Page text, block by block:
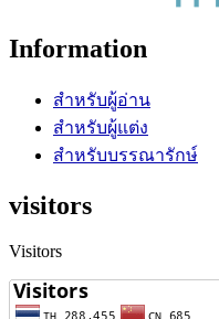
Information
สำหรับผู้อ่าน
สำหรับผู้แต่ง
สำหรับบรรณารักษ์
visitors
Visitors